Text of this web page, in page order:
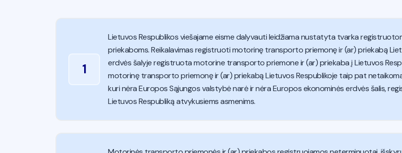
1
Lietuvos Respublikos viešajame eisme dalyvauti leidžiama nustatyta tvarka
priekaboms. Reikalavimas registruoti motorinę transporto priemonę ir (ar) priekabą
erdvės šalyje registruota motorine transporto priemone ir (ar) priekaba į Lietuvos
motorinę transporto priemonę ir (ar) priekabą Lietuvos Respublikoje taip pat
kuri nėra Europos Sąjungos valstybė narė ir nėra Europos ekonominės erdvės šalis,
Lietuvos Respubliką atvykusiems asmenims.